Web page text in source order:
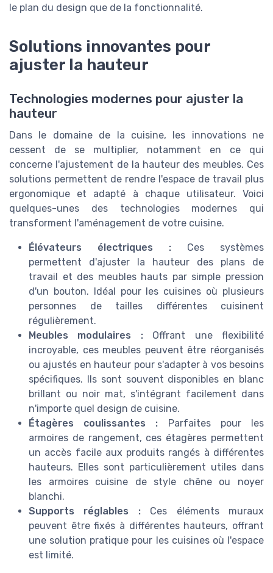
le plan du design que de la fonctionnalité.
Solutions innovantes pour
ajuster la hauteur
Technologies modernes pour ajuster la
hauteur
Dans le domaine de la cuisine, les innovations ne
cessent de se multiplier, notamment en ce qui
concerne l'ajustement de la hauteur des meubles. Ces
solutions permettent de rendre l'espace de travail plus
ergonomique et adapté à chaque utilisateur. Voici
quelques-unes des technologies modernes qui
transforment l'aménagement de votre cuisine.
Élévateurs électriques : Ces systèmes
permettent d'ajuster la hauteur des plans de
travail et des meubles hauts par simple pression
d'un bouton. Idéal pour les cuisines où plusieurs
personnes de tailles différentes cuisinent
régulièrement.
Meubles modulaires :Offrant une flexibilité
incroyable, ces meubles peuvent être réorganisés
ou ajustés en hauteur pour s'adapter à vos besoins
spécifiques. Ils sont souvent disponibles en blanc
brillant ou noir mat, s'intégrant facilement dans
n'importe quel design de cuisine.
Étagères coulissantes : Parfaites pour les
armoires de rangement, ces étagères permettent
un accès facile aux produits rangés à différentes
hauteurs. Elles sont particulièrement utiles dans
les armoires cuisine de style chêne ou noyer
blanchi.
Supports réglables :Ces éléments muraux
peuvent être fixés à différentes hauteurs, offrant
une solution pratique pour les cuisines où l'espace
est limité.